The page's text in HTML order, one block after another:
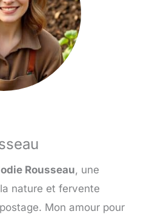
Rousseau, une
nature et fervente
Mon amour pour